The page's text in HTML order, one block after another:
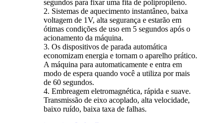
segundos para fixar uma fita de polipropileno.
2. Sistemas de aquecimento instantâneo, baixa
voltagem de 1V, alta segurança e estarão em
ótimas condições de uso em 5 segundos após o
acionamento da máquina.
3. Os dispositivos de parada automática
economizam energia e tornam o aparelho prático.
A máquina para automaticamente e entra em
modo de espera quando você a utiliza por mais
de 60 segundos.
4. Embreagem eletromagnética, rápida e suave.
Transmissão de eixo acoplado, alta velocidade,
baixo ruído, baixa taxa de falhas.